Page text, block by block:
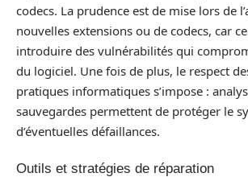
codecs. La prudence est de mise lors de
nouvelles extensions ou de codecs, car
introduire des vulnérabilités qui
du logiciel. Une fois de plus, le respect
pratiques informatiques s’impose :
sauvegardes permettent de protéger le
d’éventuelles défaillances.
Outils et stratégies de réparation